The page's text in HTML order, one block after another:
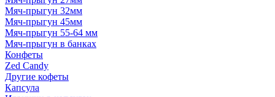
Мяч-прыгун 32мм
Мяч-прыгун 45мм
Мяч-прыгун 55-64 мм
Мяч-прыгун в банках
Конфеты
Zed Candy
Другие кофеты
Капсула